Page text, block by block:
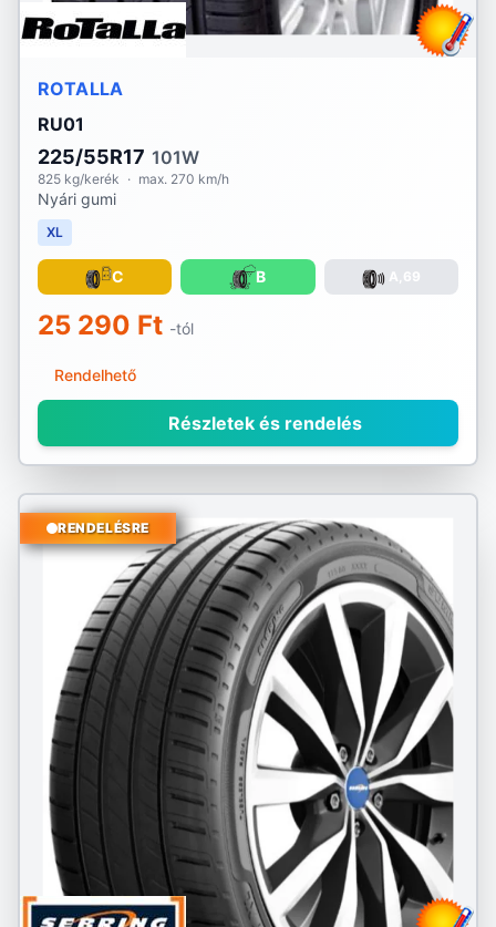
ROTALLA
RU01
225/55R17 101W
825 kg/kerék · max. 270 km/h
Nyári gumi
XL
C B A,69
25 290 Ft -tól
Rendelhető
Részletek és rendelés
RENDELÉSRE